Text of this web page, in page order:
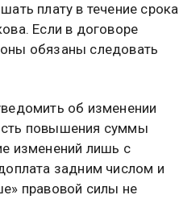
плату в течение срока
Если в договоре
обязаны следовать
об изменении
повышения суммы
изменений лишь с
задним числом и
правовой силы не